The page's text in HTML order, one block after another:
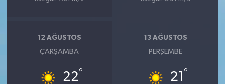
12 AĞUSTOS
ÇARŞAMBA
22°
13 AĞUSTOS
PERŞEMBE
21 °